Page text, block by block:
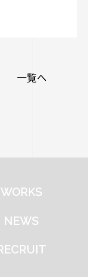
一覧へ
WORKS
NEWS